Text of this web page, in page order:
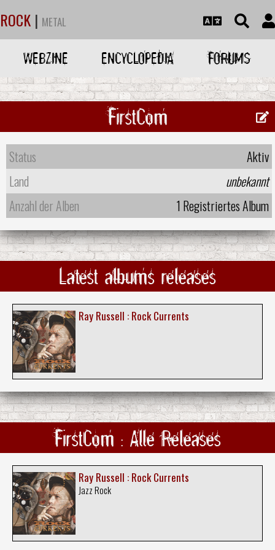
ROCK | METAL
WEBZINE ENCYCLOPEDIA FORUMS
FirstCom
Status
Aktiv
Land
unbekannt
Anzahl der Alben
1 Registriertes Album
Latest albums releases
Ray Russell : Rock Currents
FirstCom : Alle Releases
Ray Russell : Rock Currents
Jazz Rock